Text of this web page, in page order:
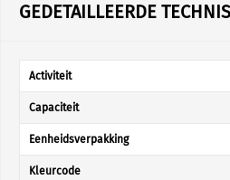
GEDETAILLEERDE
Activiteit
Capaciteit
Eenheidsverpakking
Kleurcode